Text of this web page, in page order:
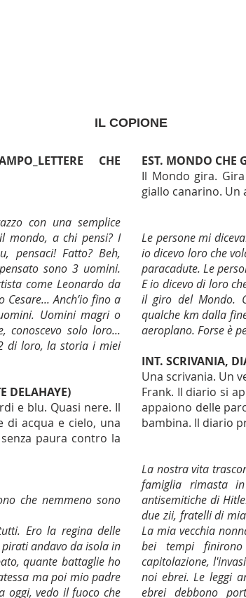
IL COPIONE
CHE
con una semplice
mondo, a chi pensi? I
pensaci! Fatto? Beh,
sono 3 uomini.
come Leonardo da
Anch’io fino a
Uomini magri o
conoscevo solo loro...
di loro, la storia i miei
DELAHAYE)
e blu. Quasi nere. Il
di acqua e cielo, una
paura contro la
che nemmeno sono
Ero la regina delle
andavo da isola in
quante battaglie ho
ma poi mio padre
oggi, vedo il fuoco che
EST. MONDO CHE
Il Mondo gira.
giallo canarino. Un
Le persone mi
io dicevo loro che
paracadute. Le
E io dicevo di loro
il giro del Mondo.
qualche km dalla
aeroplano. Forse è
INT. SCRIVANIA,
Una scrivania. Un
Frank. Il diario si
appaiono delle
bambina. Il diario
La nostra vita
famiglia rimasta
antisemitiche di
due zii, fratelli di
La mia vecchia
bei tempi
capitolazione,
noi ebrei. Le leggi
ebrei debbono